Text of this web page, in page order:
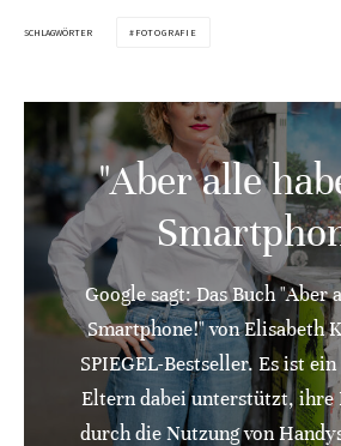
SCHLAGWÖRTER FOTOGRAFIE
"Aber alle
Google sagt: Das Buch "Aber
Smartphone!" von Elisabeth
SPIEGEL-Bestseller. Es ist
Eltern dabei unterstützt, ihre
durch die Nutzung von